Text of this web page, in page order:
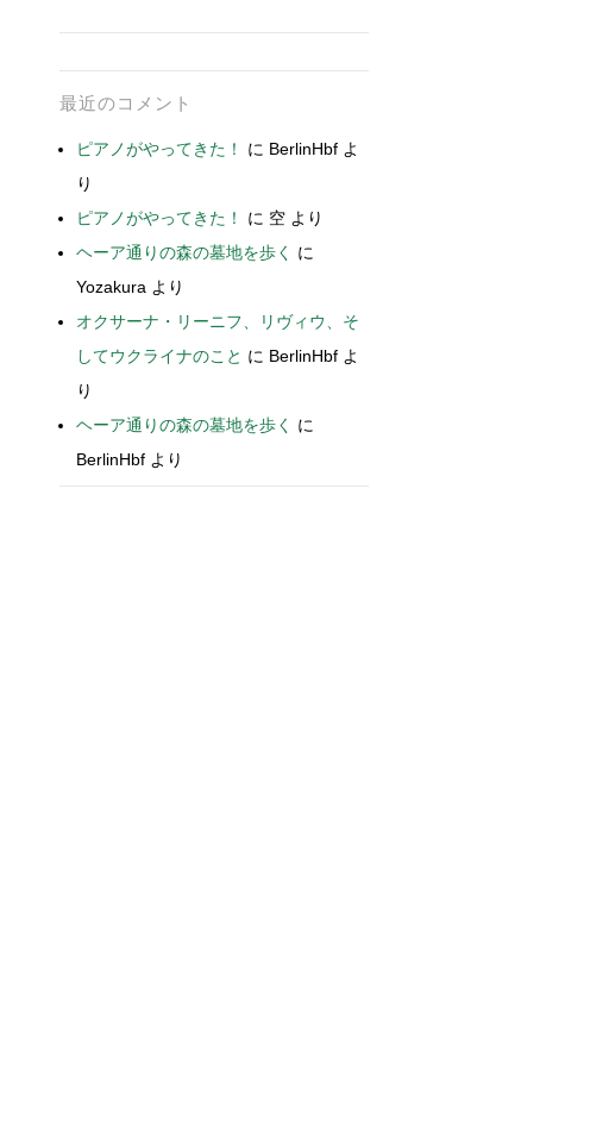
最近のコメント
ピアノがやってきた！ に BerlinHbf よ
り
ピアノがやってきた！
に 空 より
ヘーア通りの森の墓地を歩く
に
Yozakura より
オクサーナ・リーニフ、リヴィウ、そ
してウクライナのこと に BerlinHbf よ
り
ヘーア通りの森の墓地を歩く
に
BerlinHbf より